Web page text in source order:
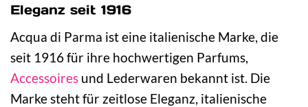
Eleganz seit 1916
Acqua di Parma ist eine italienische Marke, die
seit 1916 für ihre hochwertigen Parfums,
Accessoires und Lederwaren bekannt ist. Die
Marke steht für zeitlose Eleganz, italienische